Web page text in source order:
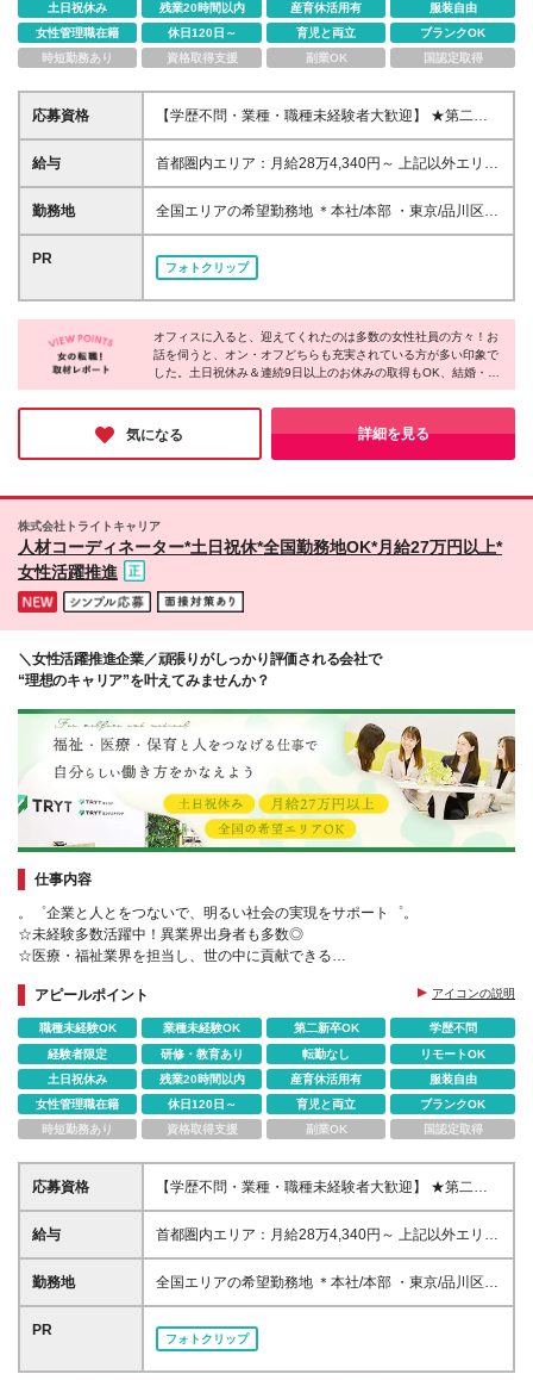
土日祝休み 残業20時間以内 産育休活用有
服装自由
女性管理職在籍
休日120日～ 育児と両立
ブランクOK
時短勤務あり
資格取得支援 副業OK 国認定取得
応募資格
【学歴不問・業種・職種未経験者大歓迎】 ★第二新
卒・初めての正社員・社会人も歓迎です♪ 「社会の役
に立つ仕事がしたい」 「人の悩みを解決するお仕事
たい」 そんな想いをお持ちの方は大歓迎です◎
給与
首都圏内エリア：月給28万4,340円～ 上記以外エリ
ア：月給27万0,840円～ ※上記に加え、業績賞与年2
回やインセンティブなどの制度も御座います。 ※月給
変更はありません。 ☆充実した賞与やインセンティ
す。 自分へのご褒美や友人とのおしゃれなランチに
出かけたり 家族をディナーに誘ったりとプライベー
トも充実しています。 ☆配属に応じて入社1年目の社
は評価実額を支給♪
勤務地
全国エリアの希望勤務地 ＊本社/本部 ・東京/品川区大
崎 ・大阪/大阪市北区太融寺町 *第二支社 ・東京/新宿
区西新宿 ・横浜/横浜市神奈川区 ・船橋/船橋市本町
・大阪/大阪市北区 ・福岡/福岡市博多区 *支社 [北海道/
東北] ・札幌/札幌市北区 ・盛岡/盛岡市盛岡駅前通 ・
仙台/仙台市青葉区 ・郡山/郡山市清水台 [北関東] ・水
戸支社/茨城県水戸市 ・高崎/群馬県高崎市 ・宇都宮/
栃木県宇都宮市 [首都圏] ・大宮/さいたま市大宮区 ・
船橋/船橋市本町 ・横浜/横浜市神奈川区 [北陸/甲信越]
・新潟/新潟市中央区 ・富山/富山市新桜町 ・金沢/金
沢市広岡 [東海] ・静岡/静岡市葵区 ・名古屋/名古屋市
中区 [関西] ・京都/京都市中京区 ・神戸/神戸市中央区
更の範囲)上記を除く当社関連勤務地
PR
フォトクリップ
オフィスに入ると、迎えてくれたのは多数の女性社員の方々！お
話を伺うと、オン・オフどちらも充実されている方が多い印象で
した。土日祝休み＆連続9日以上のお休みの取得もOK、結婚・出
産・育児などのライフイベントに沿った休暇制度も充実してい
て、プライベートの時間も大切にできることがポイントなのだそ
う！今回は特に、未経験OKの募集とのことで「新しい仕事をは
じめたい」「長期的に活躍したい」方にはオススメです♪
気になる 詳細を見る
株式会社トライトキャリア
人材コーディネーター*⼟⽇祝休*全国勤務地OK*月給27万円以上*
女性活躍推進
＼女性活躍推進企業／頑張りがしっかり評価される会社で
“理想のキャリア”を叶えてみませんか？
仕事内容
。゜企業と人とをつないで、明るい社会の実現をサポート゜。
☆未経験多数活躍中！異業界出身者も多数◎
☆医療・福祉業界を担当し、世の中に貢献できる
アピールポイント
アイコンの説明
職種未経験OK 業種未経験OK 第二新卒OK
学歴不問
経験者限定
研修・教育あり 転勤なし
リモートOK
土日祝休み
残業20時間以内 産育休活用有
服装自由
女性管理職在籍
休日120日～ 育児と両立
ブランクOK
時短勤務あり
資格取得支援 副業OK 国認定取得
応募資格
【学歴不問・業種・職種未経験者大歓迎】 ★第二新
卒・初めての正社員・社会人も歓迎です♪ 「社会の役
に立つ仕事がしたい」 「人の悩みを解決するお仕事
想いをお持ちの方は大歓迎です◎
給与
首都圏内エリア：月給28万4,340円～ 上記以外エリ
ア：月給27万0,840円～ ※上記に加え、業績賞与年2
回やインセンティブなどの制度も御座います。 ※月給
変更はありません。 ☆充実した賞与やインセンティ
勤務地
全国エリアの希望勤務地 ＊本社/本部 ・東京/品川区大
崎 ・大阪/大阪市北区太融寺町 *第二支社 ・東京/新宿
区西新宿 ・横浜/横浜市神奈川区 ・船橋/船橋市本町
・大阪/大阪市北区 ・福岡/福岡市博多区 *支社 [北海道/
東北] ・札幌/札幌市北区 ・盛岡/盛岡市盛岡駅前通 ・
PR
フォトクリップ